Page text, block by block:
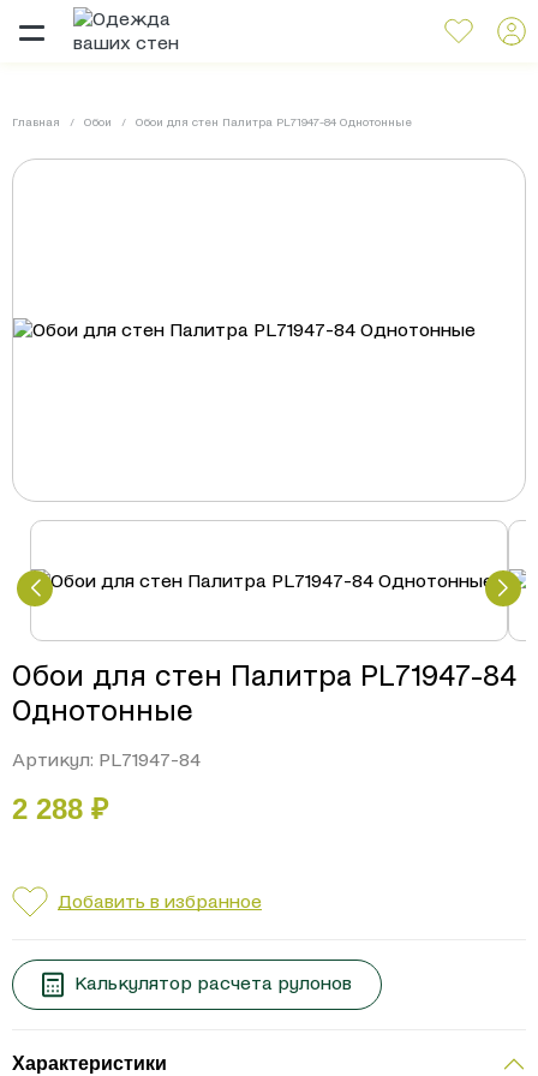
Главная Обои Обои для стен Палитра PL71947-84 Однотонные
Обои для стен Палитра PL71947-84
Однотонные
Артикул: PL71947-84
2 288 ₽
Добавить в избранное
Калькулятор расчета рулонов
Характеристики